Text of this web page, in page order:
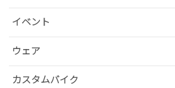
イベント
ウェア
カスタムバイク